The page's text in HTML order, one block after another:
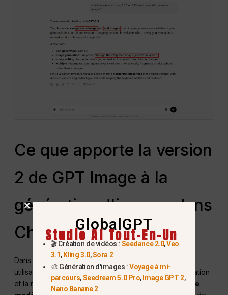
Ce que apporte la version
2 de GPT Image à la
génération d'images dans
ChatGPT Plus
Dans ChatGPT, GPT-5.5 est le modèle avec lequel les
utilisateurs peuvent interagir pour demander la génération
et la retouche d'images. GPT Image 2 estla famille de
GlobalGPT
Studio AI Tout-En-Un
🎬 Création de vidéos :Seedance 2.0,Veo
3.1, Kling 3.0,Sora 2
🎨 Génération d'images :Voyage à mi-
parcours,Seedream 5.0 Pro, Image GPT 2,
Nano Banane 2